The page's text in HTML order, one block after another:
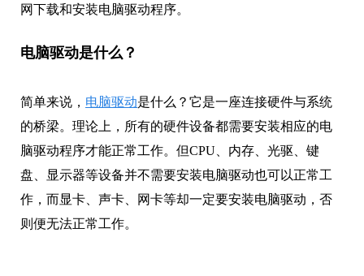
网下载和安装电脑驱动程序。
电脑驱动是什么？
简单来说， 电脑驱动是什么？它是一座连接硬件与系统
的桥梁。理论上，所有的硬件设备都需要安装相应的电
脑驱动程序才能正常工作。但CPU、内存、光驱、键
盘、显示器等设备并不需要安装电脑驱动也可以正常工
作，而显卡、声卡、网卡等却一定要安装电脑驱动，否
则便无法正常工作。